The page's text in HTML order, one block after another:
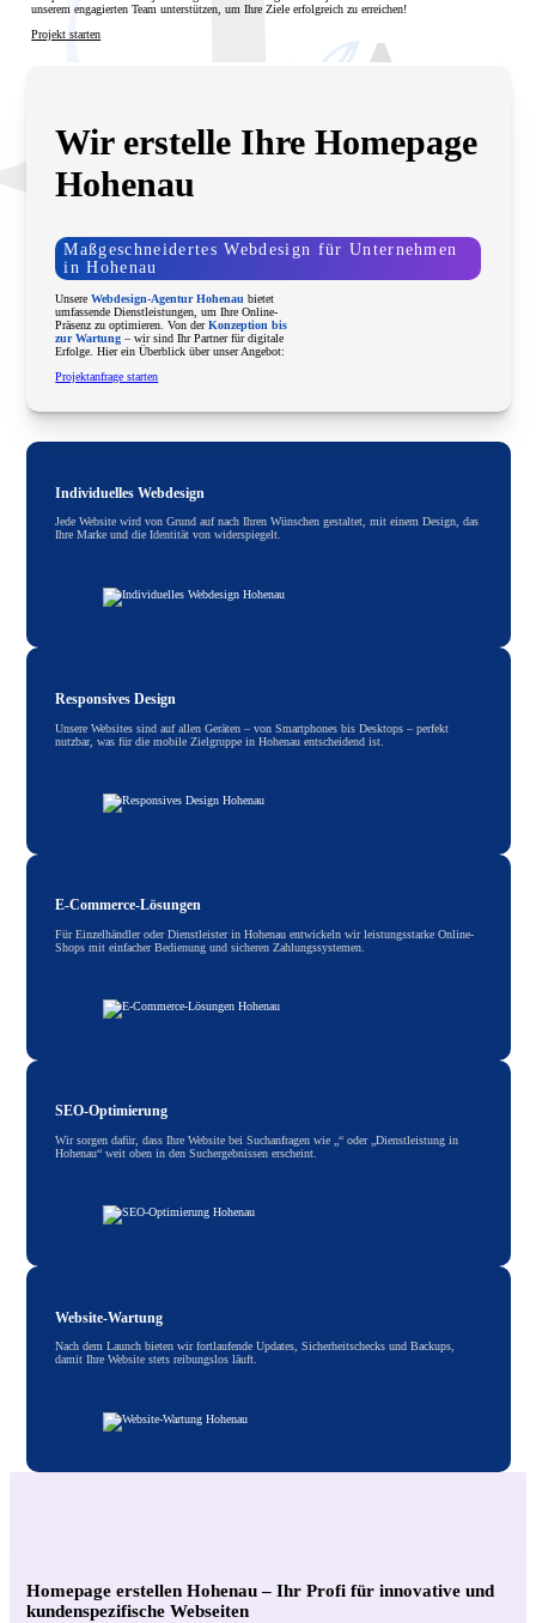
unserem engagierten Team unterstützen, um Ihre Ziele erfolgreich zu erreichen!
Projekt starten
Wir erstelle Ihre Homepage
Hohenau
Maßgeschneidertes Webdesign für Unternehmen
in Hohenau
UnsereWebdesign-Agentur Hohenau bietet
umfassende Dienstleistungen, um Ihre Online-
Präsenz zu optimieren. Von derKonzeption bis
zur Wartung – wir sind Ihr Partner für digitale
Erfolge. Hier ein Überblick über unser Angebot:
Projektanfrage starten
Individuelles Webdesign
Jede Website wird von Grund auf nach Ihren Wünschen gestaltet, mit einem Design, das
Ihre Marke und die Identität von widerspiegelt.
Responsives Design
Unsere Websites sind auf allen Geräten – von Smartphones bis Desktops – perfekt
nutzbar, was für die mobile Zielgruppe in Hohenau entscheidend ist.
E-Commerce-Lösungen
Für Einzelhändler oder Dienstleister in Hohenau entwickeln wir leistungsstarke Online-
Shops mit einfacher Bedienung und sicheren Zahlungssystemen.
SEO-Optimierung
Wir sorgen dafür, dass Ihre Website bei Suchanfragen wie „“ oder „Dienstleistung in
Hohenau“ weit oben in den Suchergebnissen erscheint.
Website-Wartung
Nach dem Launch bieten wir fortlaufende Updates, Sicherheitschecks und Backups,
damit Ihre Website stets reibungslos läuft.
Homepage erstellen Hohenau – Ihr Profi für innovative und
kundenspezifische Webseiten